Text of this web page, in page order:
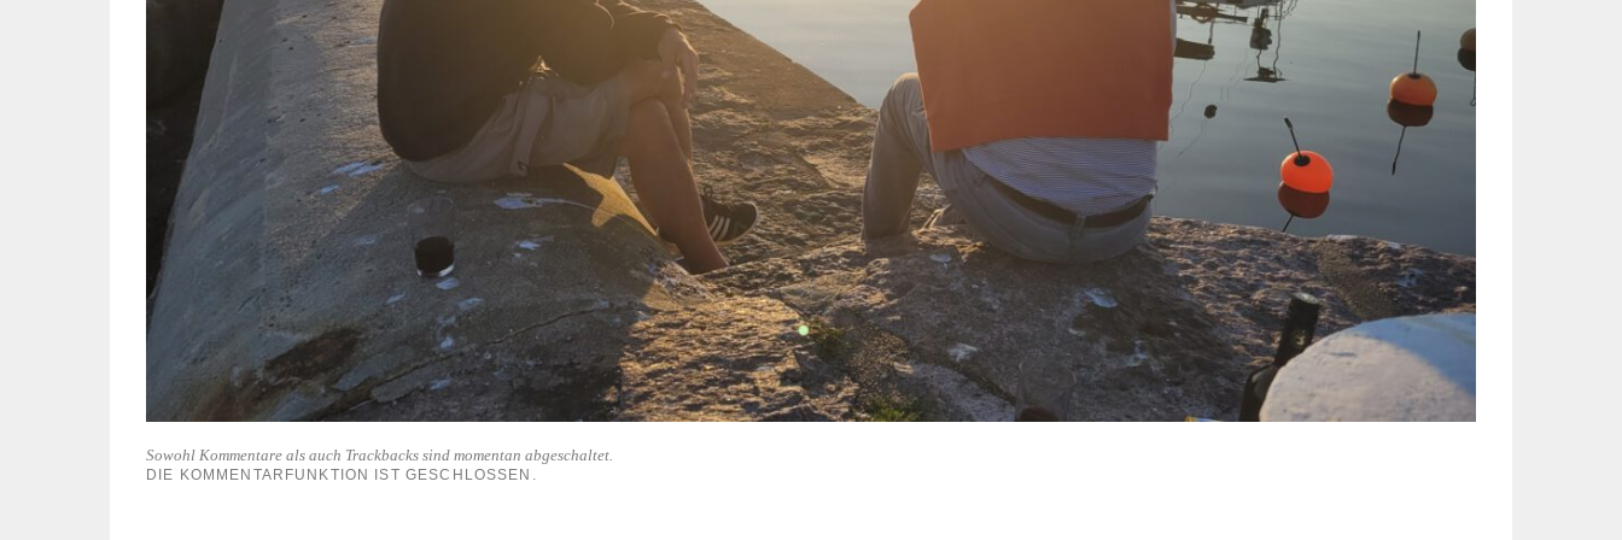
Sowohl Kommentare als auch Trackbacks sind momentan abgeschaltet.
DIE KOMMENTARFUNKTION IST GESCHLOSSEN.